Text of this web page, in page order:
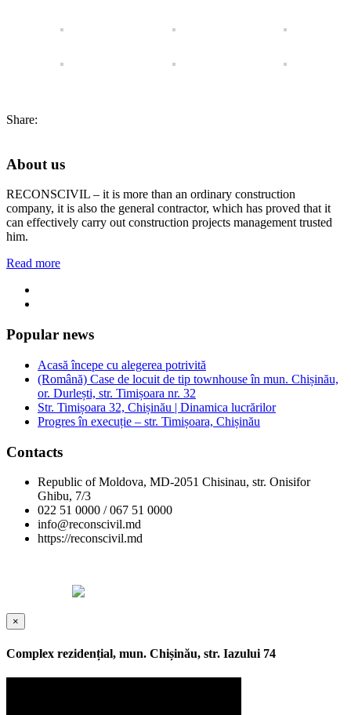
Share:
About us
RECONSCIVIL – it is more than an ordinary construction
company, it is also the general contractor, which has proved that it
can effectively carry out construction projects management trusted
him.
Read more
Popular news
Acasă începe cu alegerea potrivită
(Română) Case de locuit de tip townhouse în mun. Chișinău,
or. Durlești, str. Timișoara nr. 32
Str. Timișoara 32, Chișinău | Dinamica lucrărilor
Progres în execuție – str. Timișoara, Chișinău
Contacts
Republic of Moldova, MD-2051 Chisinau, str. Onisifor
Ghibu, 7/3
022 51 0000 / 067 51 0000
info@reconscivil.md
https://reconscivil.md
×
Complex rezidențial, mun. Chișinău, str. Iazului 74